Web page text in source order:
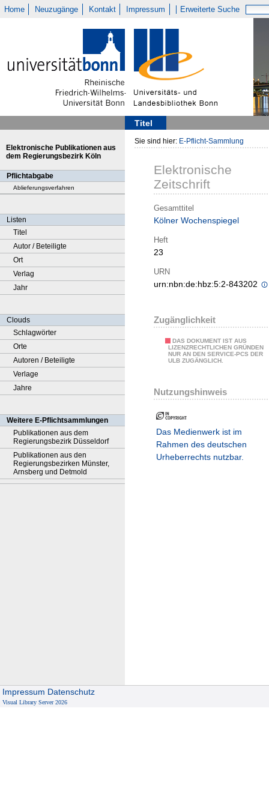
Home Neuzugänge Kontakt Impressum Erweiterte Suche
Titel
Elektronische Publikationen aus
dem Regierungsbezirk Köln
Pflichtabgabe
Ablieferungsverfahren
Listen
Titel
Autor / Beteiligte
Ort
Verlag
Jahr
Clouds
Schlagwörter
Orte
Autoren / Beteiligte
Verlage
Jahre
Weitere E-Pflichtsammlungen
Publikationen aus dem
Regierungsbezirk Düsseldorf
Publikationen aus den
Regierungsbezirken Münster,
Arnsberg und Detmold
Sie sind hier: E-Pflicht-Sammlung
Elektronische
Zeitschrift
Gesamttitel
Kölner Wochenspiegel
Heft
23
URN
urn:nbn:de:hbz:5:2-843202
Zugänglichkeit
DAS DOKUMENT IST AUS
LIZENZRECHTLICHEN GRÜNDEN
NUR AN DEN SERVICE-PCS DER
ULB ZUGÄNGLICH.
Nutzungshinweis
Das Medienwerk ist im
Rahmen des deutschen
Urheberrechts nutzbar.
Impressum Datenschutz
Visual Library Server 2026